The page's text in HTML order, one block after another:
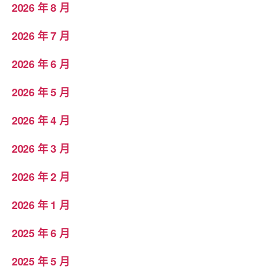
2026 年 8 月
2026 年 7 月
2026 年 6 月
2026 年 5 月
2026 年 4 月
2026 年 3 月
2026 年 2 月
2026 年 1 月
2025 年 6 月
2025 年 5 月